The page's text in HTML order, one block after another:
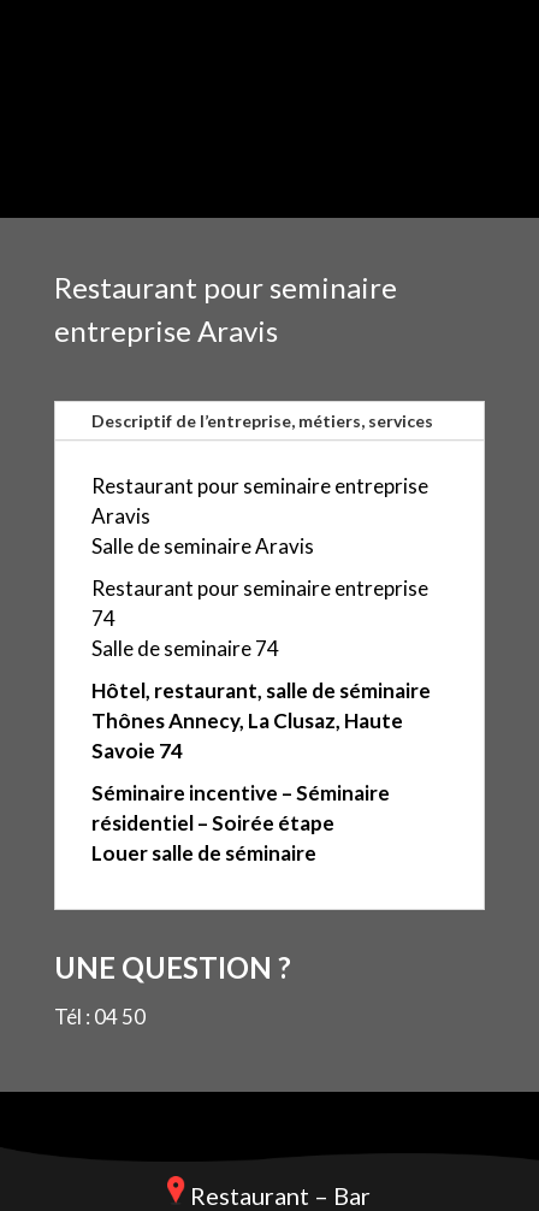
Restaurant pour seminaire
entreprise Aravis
Descriptif de l’entreprise, métiers, services
Restaurant pour seminaire entreprise
Aravis
Salle de seminaire Aravis
Restaurant pour seminaire entreprise
74
Salle de seminaire 74
Hôtel, restaurant, salle de séminaire
Thônes Annecy, La Clusaz, Haute
Savoie 74
Séminaire incentive – Séminaire
résidentiel – Soirée étape
Louer salle de séminaire
UNE QUESTION ?
Tél : 04 50
Restaurant – Bar